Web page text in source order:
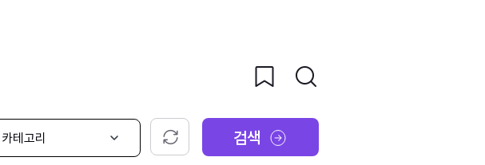
초기화 검색